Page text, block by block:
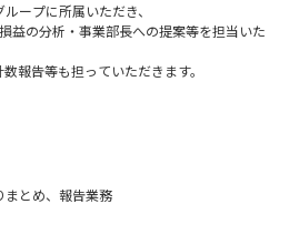
ストーンに設定（時期は個々に応じて）
ープに所属いただき、
益の分析・事業部長への提案等を担当いた
報告等も担っていただきます。
績管理において集計、分析、報告業務
連結業務
への参画
まとめ、報告業務